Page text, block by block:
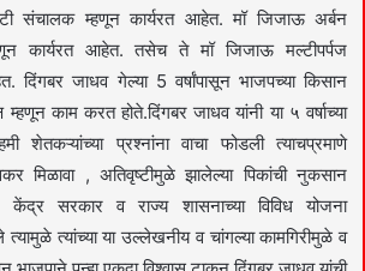
संचालक म्हणून कार्यरत आहेत. मॉ जिजाऊ अर्बन
कार्यरत आहेत. तसेच ते मॉ जिजाऊ मल्टीपर्पज
जाधव गेल्या 5 वर्षांपासून भाजपच्या किसान
म्हणून काम करत होते.दिंगबर जाधव यांनी या ५ वर्षाच्या
शेतकऱ्यांच्या प्रश्नांना वाचा फोडली त्याचप्रमाणे
मिळावा , अतिवृष्टीमुळे झालेल्या पिकांची नुकसान
केंद्र सरकार व राज्य शासनाच्या विविध योजना
त्यामुळे त्यांच्या या उल्लेखनीय व चांगल्या कामगिरीमुळे व